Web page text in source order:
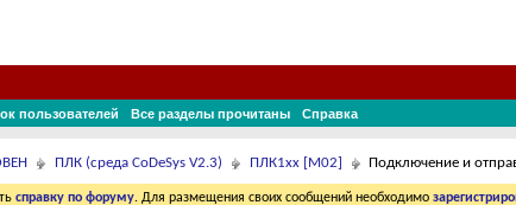
пользователей Все разделы прочитаны Справка
ПЛК (среда CoDeSys V2.3) ПЛК1хх [М02] Подключение и
справку по форуму. Для размещения своих сообщений необходимо